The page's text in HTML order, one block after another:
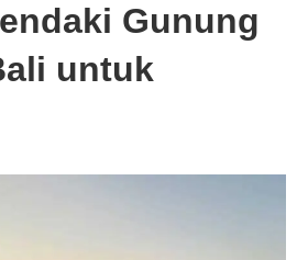
Gunung
untuk